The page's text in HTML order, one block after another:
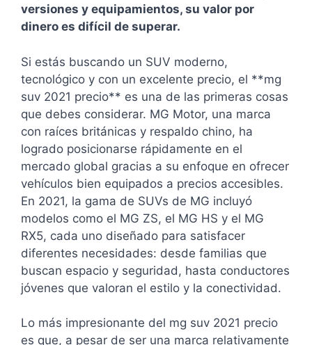
versiones y equipamientos, su valor por
dinero es difícil de superar.
Si estás buscando un SUV moderno,
tecnológico y con un excelente precio, el **mg
suv 2021 precio** es una de las primeras cosas
que debes considerar. MG Motor, una marca
con raíces británicas y respaldo chino, ha
logrado posicionarse rápidamente en el
mercado global gracias a su enfoque en ofrecer
vehículos bien equipados a precios accesibles.
En 2021, la gama de SUVs de MG incluyó
modelos como el MG ZS, el MG HS y el MG
RX5, cada uno diseñado para satisfacer
diferentes necesidades: desde familias que
buscan espacio y seguridad, hasta conductores
jóvenes que valoran el estilo y la conectividad.
Lo más impresionante del mg suv 2021 precio
es que, a pesar de ser una marca relativamente